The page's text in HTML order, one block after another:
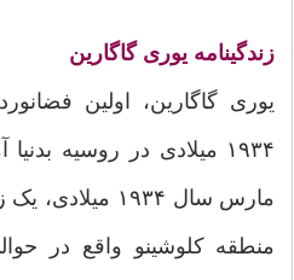
زندگینامه یوری گاگارین
۱۹۳۴ میلادی در روسیه
مارس سال ۱۹۳۴
منطقه‌ کلوشینو واقع در